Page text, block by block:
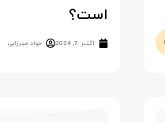
است؟
اکتبر 7, 2024 جواد میرزایی